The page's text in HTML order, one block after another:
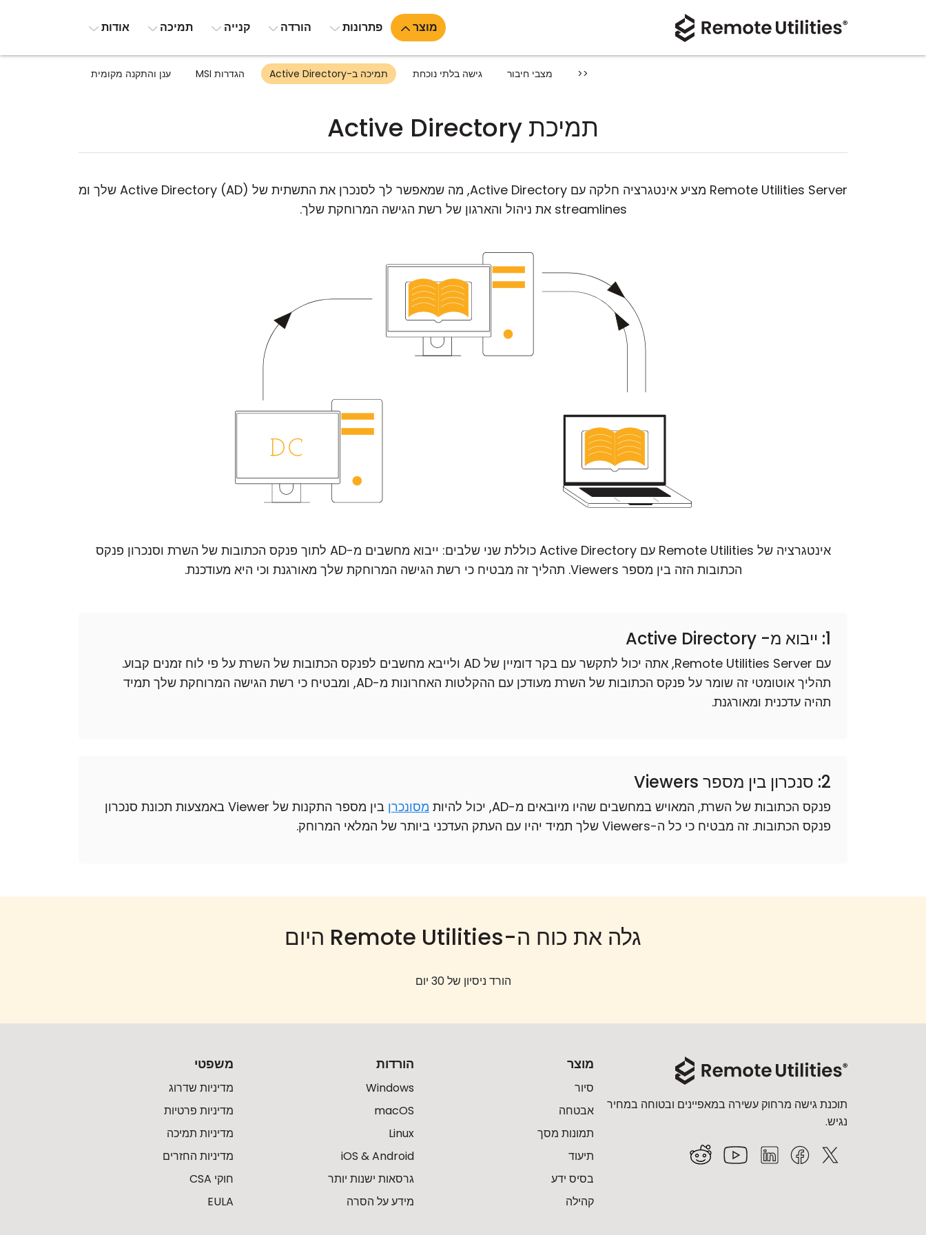
מוצר פתרונות הורדה קנייה תמיכה אודות
<< מצבי חיבור גישה בלתי נוכחת תמיכה ב-Active Directory הגדרות MSI ענן והתקנה מקומית
תמיכת Active Directory
Remote Utilities Server מציע אינטגרציה חלקה עם Active Directory, מה שמאפשר לך לסנכרן את התשתית של Active Directory (AD) שלך ומ
streamlines את ניהול והארגון של רשת הגישה המרוחקת שלך.
אינטגרציה של Remote Utilities עם Active Directory כוללת שני שלבים: ייבוא מחשבים מ-AD לתוך פנקס הכתובות של השרת וסנכרון פנקס
הכתובות הזה בין מספר Viewers. תהליך זה מבטיח כי רשת הגישה המרוחקת שלך מאורגנת וכי היא מעודכנת.
1: ייבוא מ- Active Directory
עם Remote Utilities Server, אתה יכול לתקשר עם בקר דומיין של AD ולייבא מחשבים לפנקס הכתובות של השרת על פי לוח זמנים קבוע.
תהליך אוטומטי זה שומר על פנקס הכתובות של השרת מעודכן עם ההקלטות האחרונות מ-AD, ומבטיח כי רשת הגישה המרוחקת שלך תמיד
תהיה עדכנית ומאורגנת.
2: סנכרון בין מספר Viewers
פנקס הכתובות של השרת, המאויש במחשבים שהיו מיובאים מ-AD, יכול להיות מסונכרן
בין מספר התקנות של Viewer באמצעות תכונת סנכרון
פנקס הכתובות. זה מבטיח כי כל ה-Viewers שלך תמיד יהיו עם העתק העדכני ביותר של המלאי המרוחק.
גלה את כוח ה-Remote Utilities היום
הורד ניסיון של 30 יום
תוכנת גישה מרחוק עשירה במאפיינים ובטוחה במחיר
נגיש.
מוצר
סיור
אבטחה
תמונות מסך
תיעוד
בסיס ידע
קהילה
הורדות
Windows
macOS
Linux
iOS & Android
גרסאות ישנות יותר
מידע על הסרה
משפטי
מדיניות שדרוג
מדיניות פרטיות
מדיניות תמיכה
מדיניות החזרים
חוקי CSA
EULA